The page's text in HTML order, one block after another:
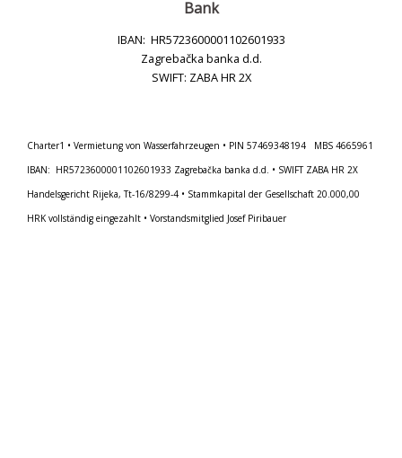
Bank
IBAN: HR5723600001102601933
Zagrebačka banka d.d.
SWIFT: ZABA HR 2X
Charter1 • Vermietung von Wasserfahrzeugen • PIN 57469348194 MBS 4665961
IBAN: HR5723600001102601933 Zagrebačka banka d.d. • SWIFT ZABA HR 2X
Handelsgericht Rijeka, Tt-16/8299-4 • Stammkapital der Gesellschaft 20.000,00
HRK vollständig eingezahlt • Vorstandsmitglied Josef Piribauer